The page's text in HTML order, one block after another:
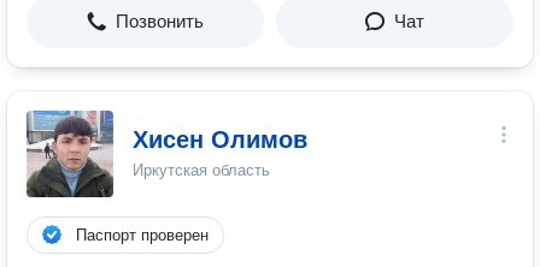
Позвонить Чат
Хисен Олимов
Иркутская область
Паспорт проверен